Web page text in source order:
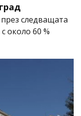
следващата
около 60 %